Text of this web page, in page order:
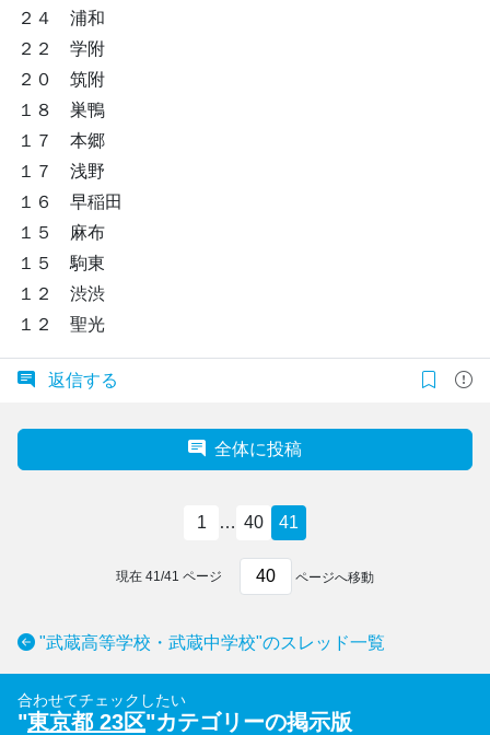
２４ 浦和
２２ 学附
２０ 筑附
１８ 巣鴨
１７ 本郷
１７ 浅野
１６ 早稲田
１５ 麻布
１５ 駒東
１２ 渋渋
１２ 聖光
返信する
全体に投稿
1 … 40 41
現在 41 /41 ページ ページへ移動
"武蔵高等学校・武蔵中学校"のスレッド一覧
合わせてチェックしたい
"東京都 23区"カテゴリーの掲示版